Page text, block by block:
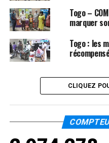
Togo –
marquer
Togo : les
CLIQUEZ